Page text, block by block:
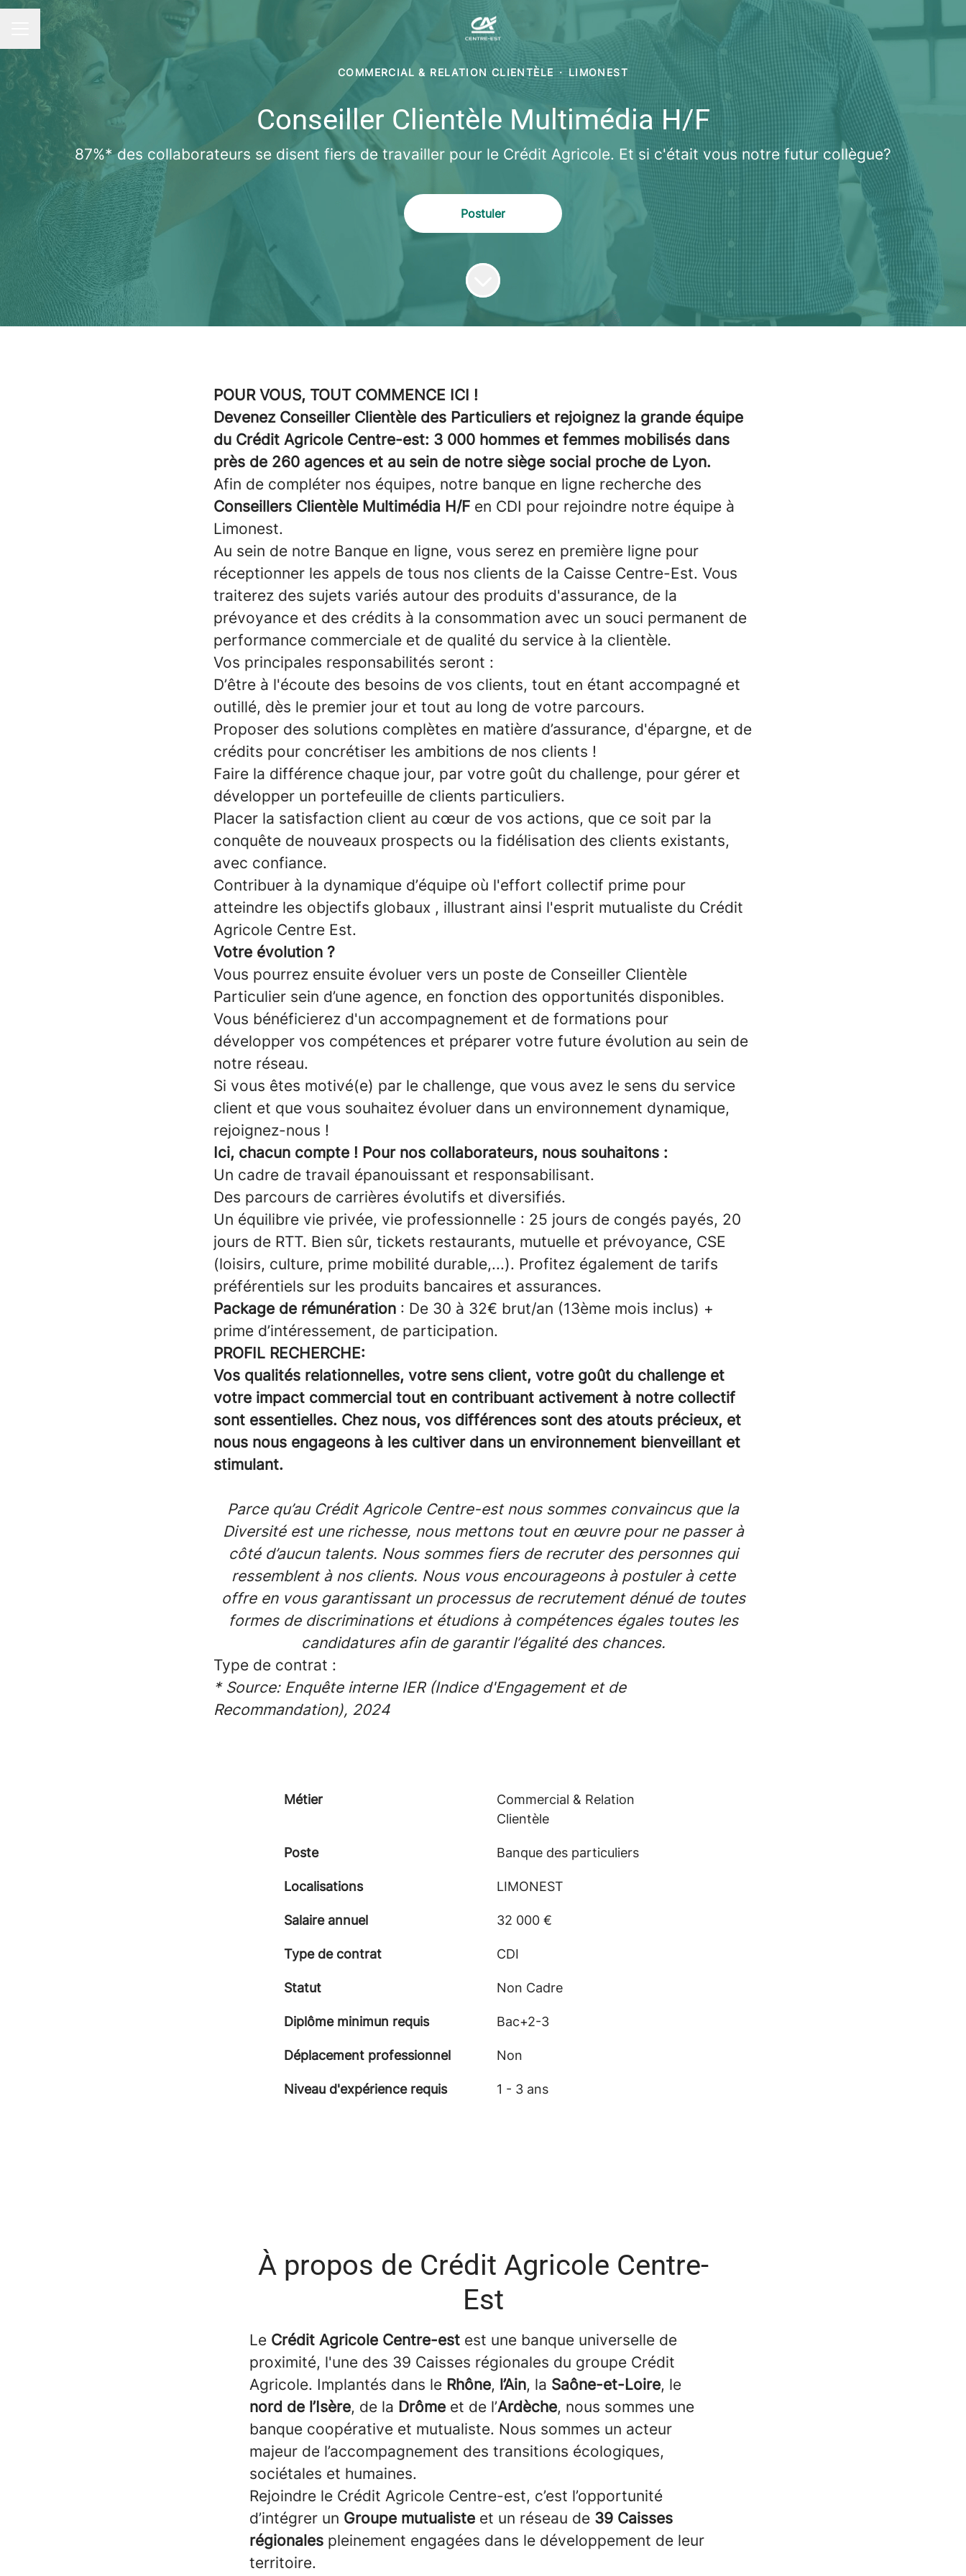
MENU CARRIÈRE
COMMERCIAL & RELATION CLIENTÈLE · LIMONEST
Conseiller Clientèle Multimédia H/F
87%* des collaborateurs se disent fiers de travailler pour le Crédit Agricole. Et si c'était vous notre futur collègue?
Postuler
POUR VOUS, TOUT COMMENCE ICI !
Devenez Conseiller Clientèle des Particuliers et rejoignez la grande équipe
du Crédit Agricole Centre-est: 3 000 hommes et femmes mobilisés dans
près de 260 agences et au sein de notre siège social proche de Lyon.
Afin de compléter nos équipes, notre banque en ligne recherche des
Conseillers Clientèle Multimédia H/F en CDI pour rejoindre notre équipe à
Limonest.
Au sein de notre Banque en ligne, vous serez en première ligne pour
réceptionner les appels de tous nos clients de la Caisse Centre-Est. Vous
traiterez des sujets variés autour des produits d'assurance, de la
prévoyance et des crédits à la consommation avec un souci permanent de
performance commerciale et de qualité du service à la clientèle.
Vos principales responsabilités seront :
D’être à l'écoute des besoins de vos clients, tout en étant accompagné et
outillé, dès le premier jour et tout au long de votre parcours.
Proposer des solutions complètes en matière d’assurance, d'épargne, et de
crédits pour concrétiser les ambitions de nos clients !
Faire la différence chaque jour, par votre goût du challenge, pour gérer et
développer un portefeuille de clients particuliers.
Placer la satisfaction client au cœur de vos actions, que ce soit par la
conquête de nouveaux prospects ou la fidélisation des clients existants,
avec confiance.
Contribuer à la dynamique d’équipe où l'effort collectif prime pour
atteindre les objectifs globaux , illustrant ainsi l'esprit mutualiste du Crédit
Agricole Centre Est.
Votre évolution ?
Vous pourrez ensuite évoluer vers un poste de Conseiller Clientèle
Particulier sein d’une agence, en fonction des opportunités disponibles.
Vous bénéficierez d'un accompagnement et de formations pour
développer vos compétences et préparer votre future évolution au sein de
notre réseau.
Si vous êtes motivé(e) par le challenge, que vous avez le sens du service
client et que vous souhaitez évoluer dans un environnement dynamique,
rejoignez-nous !
Ici, chacun compte ! Pour nos collaborateurs, nous souhaitons :
Un cadre de travail épanouissant et responsabilisant.
Des parcours de carrières évolutifs et diversifiés.
Un équilibre vie privée, vie professionnelle : 25 jours de congés payés, 20
jours de RTT. Bien sûr, tickets restaurants, mutuelle et prévoyance, CSE
(loisirs, culture, prime mobilité durable,...). Profitez également de tarifs
préférentiels sur les produits bancaires et assurances.
Package de rémunération : De 30 à 32€ brut/an (13ème mois inclus) +
prime d’intéressement, de participation.
PROFIL RECHERCHE:
Vos qualités relationnelles, votre sens client, votre goût du challenge et
votre impact commercial tout en contribuant activement à notre collectif
sont essentielles. Chez nous, vos différences sont des atouts précieux, et
nous nous engageons à les cultiver dans un environnement bienveillant et
stimulant.
Parce qu’au Crédit Agricole Centre-est nous sommes convaincus que la
Diversité est une richesse, nous mettons tout en œuvre pour ne passer à
côté d’aucun talents. Nous sommes fiers de recruter des personnes qui
ressemblent à nos clients. Nous vous encourageons à postuler à cette
offre en vous garantissant un processus de recrutement dénué de toutes
formes de discriminations et étudions à compétences égales toutes les
candidatures afin de garantir l’égalité des chances.
Type de contrat :
* Source: Enquête interne IER (Indice d'Engagement et de
Recommandation), 2024
Métier
Commercial & Relation
Clientèle
Poste Banque des particuliers
Localisations LIMONEST
Salaire annuel 32 000 €
Type de contrat CDI
Statut Non Cadre
Diplôme minimun requis Bac+2-3
Déplacement professionnel Non
Niveau d'expérience requis 1 - 3 ans
À propos de Crédit Agricole Centre-
Est
Le Crédit Agricole Centre-est est une banque universelle de
proximité, l'une des 39 Caisses régionales du groupe Crédit
Agricole. Implantés dans le Rhône, l’Ain, la Saône-et-Loire, le
nord de l’Isère, de la Drôme et de l’Ardèche, nous sommes une
banque coopérative et mutualiste. Nous sommes un acteur
majeur de l’accompagnement des transitions écologiques,
sociétales et humaines.
Rejoindre le Crédit Agricole Centre-est, c’est l’opportunité
d’intégrer un Groupe mutualiste et un réseau de 39 Caisses
régionales pleinement engagées dans le développement de leur
territoire.